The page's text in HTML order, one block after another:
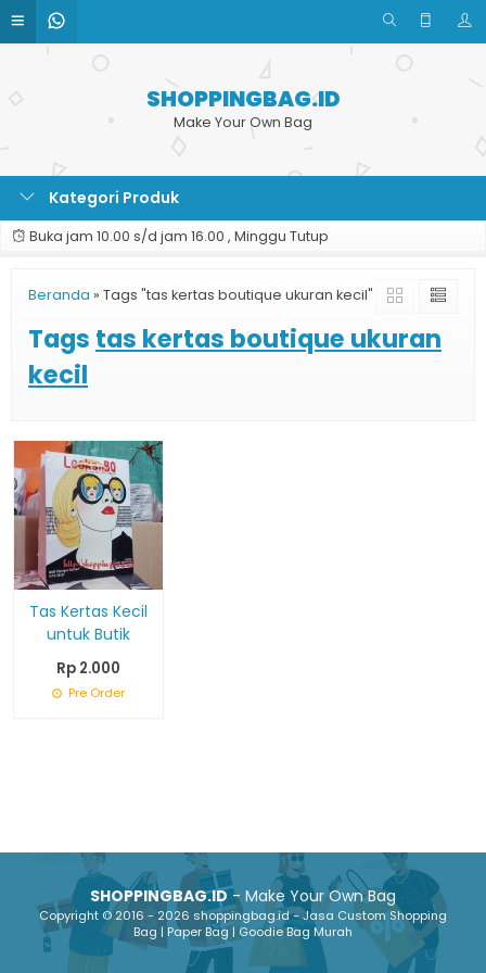
SHOPPINGBAG.ID
Make Your Own Bag
Kategori Produk
Buka jam 10.00 s/d jam 16.00 , Minggu Tutup
Beranda » Tags "tas kertas boutique ukuran kecil"
Tags tas kertas boutique ukuran
kecil
Tas Kertas Kecil
untuk Butik
Rp 2.000
Pre Order
SHOPPINGBAG.ID- Make Your Own Bag
Copyright © 2016 - 2026 shoppingbag.id - Jasa Custom Shopping
Bag | Paper Bag | Goodie Bag Murah